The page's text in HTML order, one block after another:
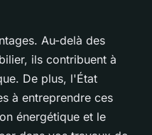
Au-delà des
ils contribuent à
De plus, l'État
à entreprendre ces
énergétique et le